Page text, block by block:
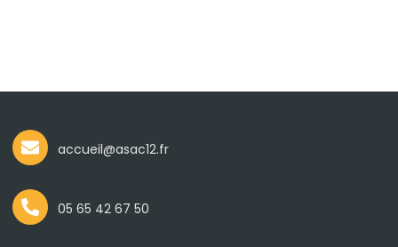
accueil@asac12.fr
05 65 42 67 50